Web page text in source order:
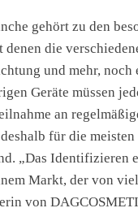
gehört zu den
die
und mehr,
Geräte müssen
an
für die
„Das Identifizieren
Markt, der von
von